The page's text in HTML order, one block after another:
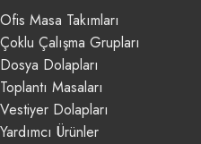
Ofis Masa Takımları
Çoklu Çalışma Grupları
Dosya Dolapları
Toplantı Masaları
Vestiyer Dolapları
Yardımcı Ürünler